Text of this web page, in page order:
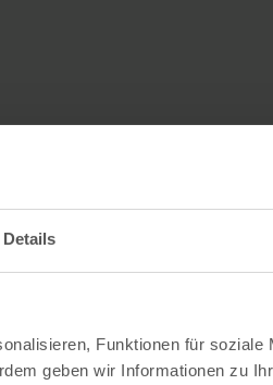
Details
Funktionen für soziale
geben wir Informationen zu